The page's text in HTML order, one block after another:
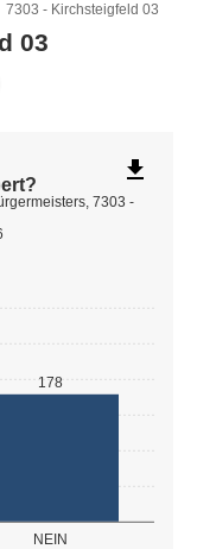
7303 - Kirchsteigfeld 03
03
NEIN
178
7303 -
file_download